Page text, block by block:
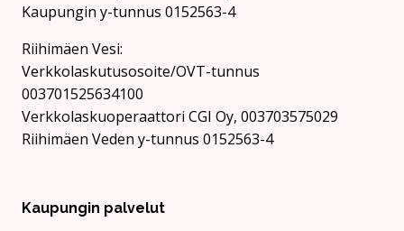
Kaupungin y-tunnus 0152563-4
Rii­hi­mäen Vesi:
Verkkolaskutusosoite/OVT-tunnus
003701525634100
Verkkolaskuoperaattori CGI Oy, 003703575029
Riihimäen Veden y-tunnus 0152563-4
Kaupungin palvelut